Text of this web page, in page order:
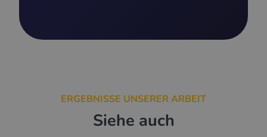
ERGEBNISSE UNSERER ARBEIT
Siehe auch